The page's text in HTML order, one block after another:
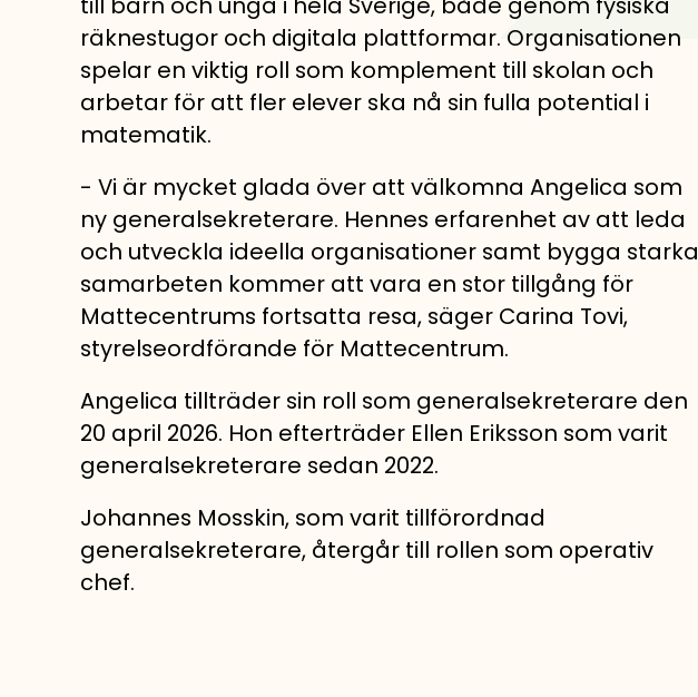
räknestugor och digitala plattformar. Organisationen
spelar en viktig roll som komplement till skolan och
arbetar för att fler elever ska nå sin fulla potential i
matematik.
- Vi är mycket glada över att välkomna Angelica som
ny generalsekreterare. Hennes erfarenhet av att leda
och utveckla ideella organisationer samt bygga starka
samarbeten kommer att vara en stor tillgång för
Mattecentrums fortsatta resa, säger Carina Tovi,
styrelseordförande för Mattecentrum.
Angelica tillträder sin roll som generalsekreterare den
20 april 2026. Hon efterträder Ellen Eriksson som varit
generalsekreterare sedan 2022.
Johannes Mosskin, som varit tillförordnad
generalsekreterare, återgår till rollen som operativ
chef.